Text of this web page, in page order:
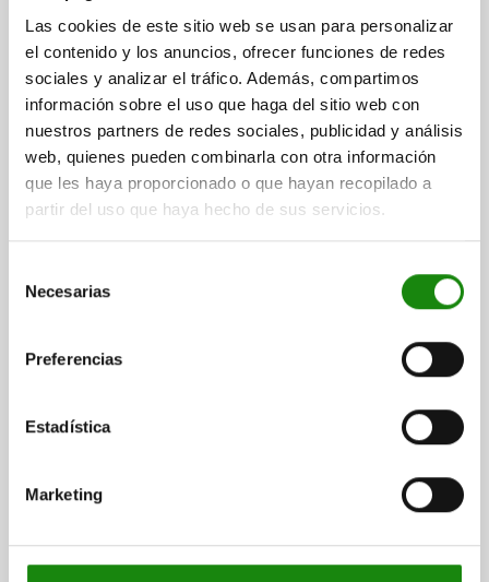
Las cookies de este sitio web se usan para personalizar
el contenido y los anuncios, ofrecer funciones de redes
sociales y analizar el tráfico. Además, compartimos
información sobre el uso que haga del sitio web con
nuestros partners de redes sociales, publicidad y análisis
web, quienes pueden combinarla con otra información
que les haya proporcionado o que hayan recopilado a
partir del uso que haya hecho de sus servicios.
Necesarias
Preferencias
Estadística
Marketing
$70.14
más IVA.
más gastos de envío
DETALLES
03040 LF
PIEZA PRESIÓN CON RESORTE FUERZA DEL MUELLE
DE ACERO
S=3 FUERZA DEL MUELLE INICIAL F1 APROX. N=4
más gastos de envío
DETALLES